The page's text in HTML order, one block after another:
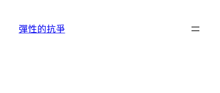
彈性的抗爭